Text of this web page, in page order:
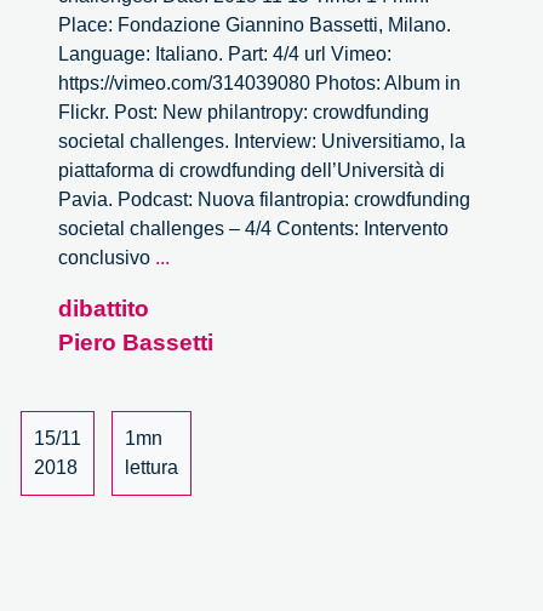
Place: Fondazione Giannino Bassetti, Milano.
Language: Italiano. Part: 4/4 url Vimeo:
https://vimeo.com/314039080 Photos: Album in
Flickr. Post: New philantropy: crowdfunding
societal challenges. Interview: Universitiamo, la
piattaforma di crowdfunding dell’Università di
Pavia. Podcast: Nuova filantropia: crowdfunding
societal challenges – 4/4 Contents: Intervento
conclusivo ...
societal
dibattito
Piero Bassetti
15/11
2018
1mn
lettura